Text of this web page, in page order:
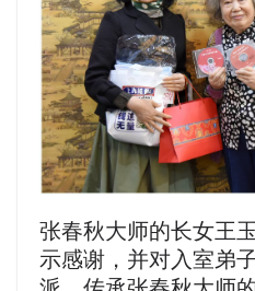
张春秋大师的长女王
示感谢，并对入室弟